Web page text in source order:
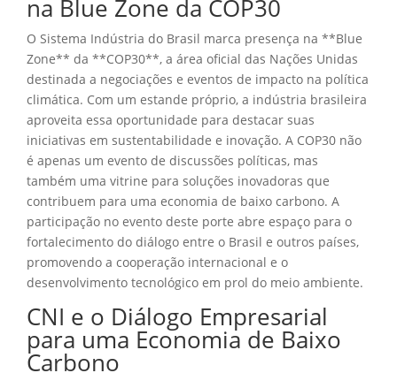
na Blue Zone da COP30
O Sistema Indústria do Brasil marca presença na **Blue
Zone** da **COP30**, a área oficial das Nações Unidas
destinada a negociações e eventos de impacto na política
climática. Com um estande próprio, a indústria brasileira
aproveita essa oportunidade para destacar suas
iniciativas em sustentabilidade e inovação. A COP30 não
é apenas um evento de discussões políticas, mas
também uma vitrine para soluções inovadoras que
contribuem para uma economia de baixo carbono. A
participação no evento deste porte abre espaço para o
fortalecimento do diálogo entre o Brasil e outros países,
promovendo a cooperação internacional e o
desenvolvimento tecnológico em prol do meio ambiente.
CNI e o Diálogo Empresarial
para uma Economia de Baixo
Carbono